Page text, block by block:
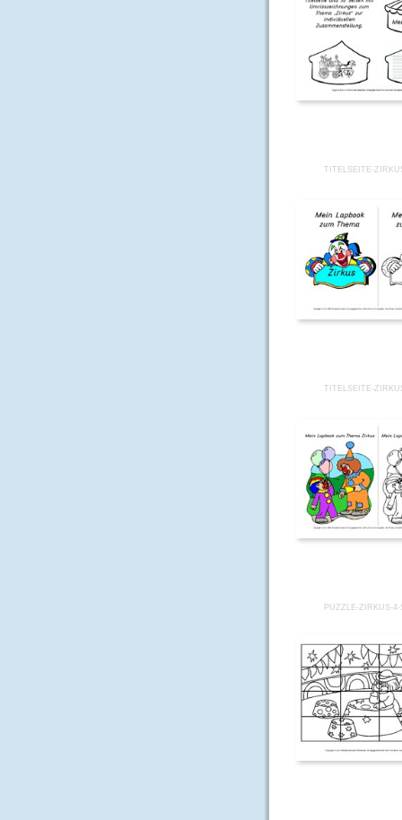
TITELSEITE-
TITELSEITE-
PUZZLE-ZIRKUS-